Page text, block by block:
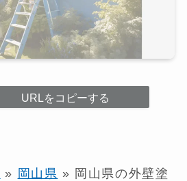
URLをコピーする
» 岡山県 » 岡山県の外壁塗